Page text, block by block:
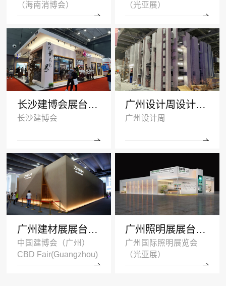
（海南消博会）
（光亚展）
长沙建博会展台搭建案例-诺拓铝材
长沙建博会
广州设计周设计搭建案例-卡布奇诺瓷砖
广州设计周
广州建材展展台设计搭建案例-ZMKM芝麻开门
中国建博会（广州）
CBD Fair(Guangzhou)
广州照明展展台搭建案例-国盈光电2024
广州国际照明展览会
（光亚展）